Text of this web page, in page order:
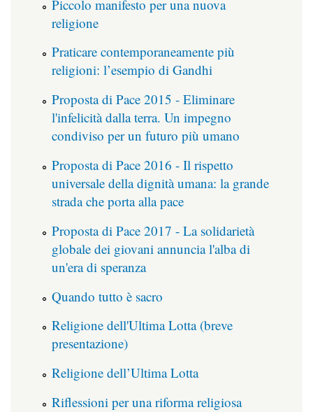
Piccolo manifesto per una nuova
religione
Praticare contemporaneamente più
religioni: l’esempio di Gandhi
Proposta di Pace 2015 - Eliminare
l'infelicità dalla terra. Un impegno
condiviso per un futuro più umano
Proposta di Pace 2016 - Il rispetto
universale della dignità umana: la grande
strada che porta alla pace
Proposta di Pace 2017 - La solidarietà
globale dei giovani annuncia l'alba di
un'era di speranza
Quando tutto è sacro
Religione dell'Ultima Lotta (breve
presentazione)
Religione dell’Ultima Lotta
Riflessioni per una riforma religiosa